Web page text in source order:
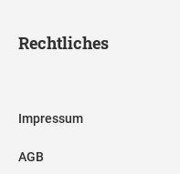
Rechtliches
Impressum
AGB